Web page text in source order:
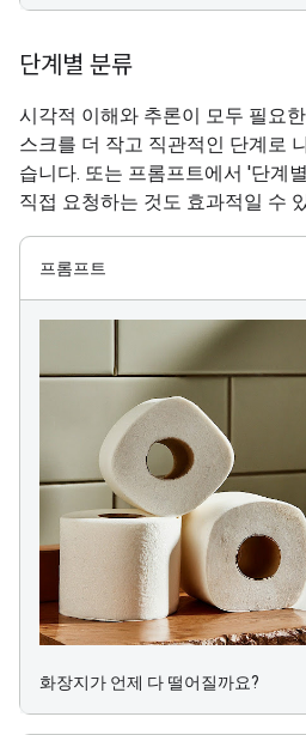
단계별 분류
시각적 이해와 추론이 모두 필요
스크를 더 작고 직관적인 단계로
습니다. 또는 프롬프트에서 '단계
직접 요청하는 것도 효과적일 수
프롬프트
화장지가 언제 다 떨어질까요?